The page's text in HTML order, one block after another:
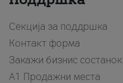
Секција за поддршка
Контакт форма
Закажи бизнис состанок
A1 Продажни места